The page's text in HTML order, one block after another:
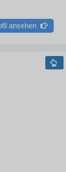
ansehen